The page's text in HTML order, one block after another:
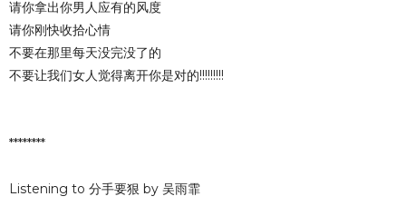
请你拿出你男人应有的风度
请你刚快收拾心情
不要在那里每天没完没了的
不要让我们女人觉得离开你是对的!!!!!!!!!
********
Listening to 分手要狠 by 吴雨霏